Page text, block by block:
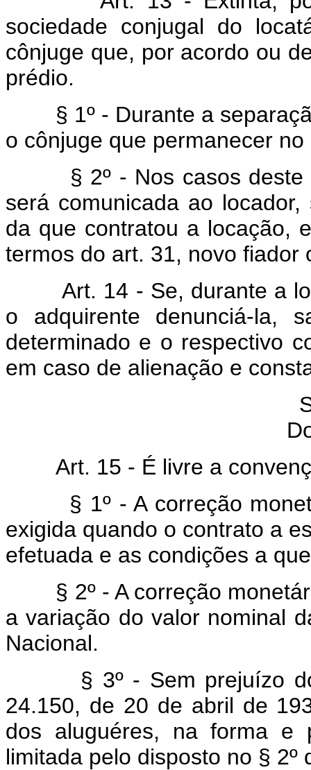
sociedade conjugal do
cônjuge que, por acordo ou
prédio.
§ 1º - Durante a
o cônjuge que permanecer no
§ 2º - Nos casos deste
será comunicada ao
da que contratou a locação,
termos do art. 31, novo fiador
Art. 14 - Se, durante a
o adquirente denunciá-la,
determinado e o respectivo
em caso de alienação e
Art. 15 - É livre a
§ 1º - A correção
exigida quando o contrato a
efetuada e as condições a
§ 2º - A correção
a variação do valor nominal
Nacional.
§ 3º - Sem prejuízo do
24.150, de 20 de abril de
dos aluguéres, na forma e
limitada pelo disposto no § 2º